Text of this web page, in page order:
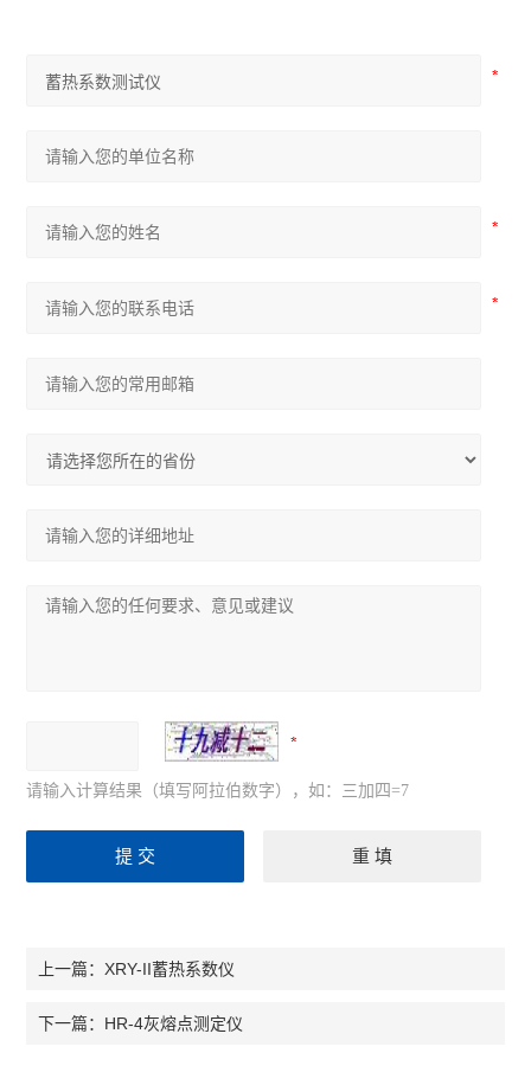
请输入计算结果（填写阿拉伯数字），如：三加四=7
上一篇：XRY-II蓄热系数仪
下一篇： HR-4灰熔点测定仪